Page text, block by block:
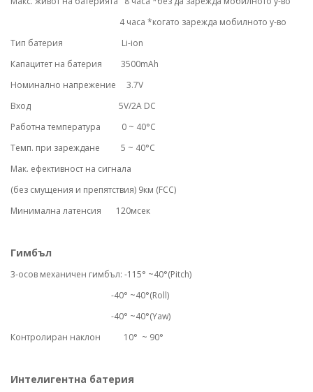
4 часа *когато зарежда мобилното у-во
Тип батерия Li-ion
Капацитет на батерия 3500mAh
Номинално напрежение 3.7V
Вход 5V/2A DC
Работна температура 0 ~ 40°C
Tемп. при зареждане 5 ~ 40°C
Мак. ефективност на сигнала
(без смущения и препятствия) 9км (FCC)
Минимална латенсия 120мсек
Гимбъл
3-осов механичен гимбъл: -115° ~40°(Pitch)
-40° ~40°(Roll)
-40° ~40°(Yaw)
Контролиран наклон 10° ~ 90°
Интелигентна батерия